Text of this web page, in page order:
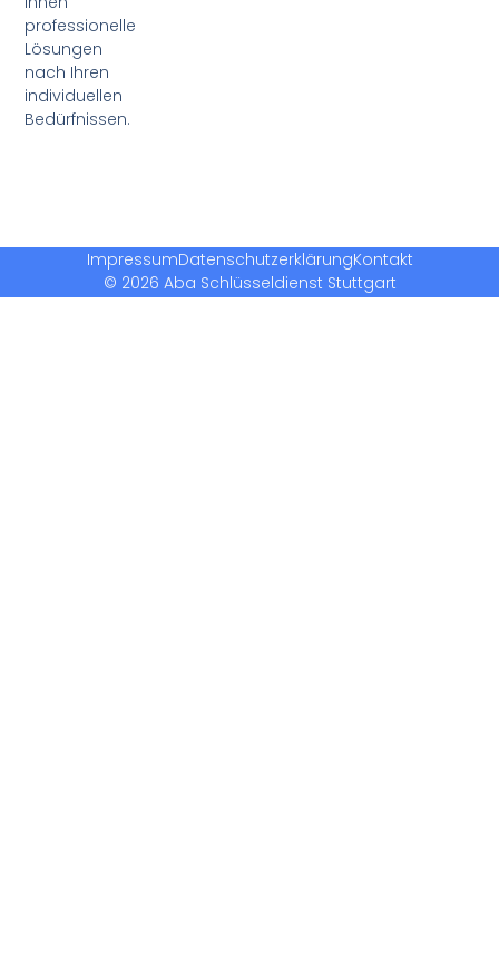
professionelle
Lösungen
nach Ihren
individuellen
Bedürfnissen.
ImpressumDatenschutzerklärungKontakt
© 2026 Aba Schlüsseldienst Stuttgart